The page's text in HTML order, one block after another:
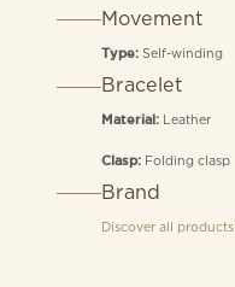
Movement
Type: Self-winding
Bracelet
Material: Leather
Clasp: Folding clasp
Brand
Discover all products